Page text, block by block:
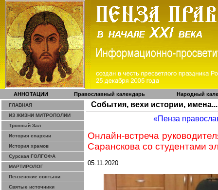
АННОТАЦИИ Православный календарь Народный
ГЛАВНАЯ
ИЗ ЖИЗНИ МИТРОПОЛИИ
Тронный Зал
История епархии
История храмов
Сурская ГОЛГОФА
МАРТИРОЛОГ
Пензенские святыни
Святые источники
События, вехи истории, имена...
«Пенза
Онлайн-встреча
Саранскова со студентами
05.11.2020